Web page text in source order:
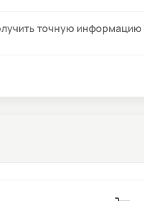
точную информацию